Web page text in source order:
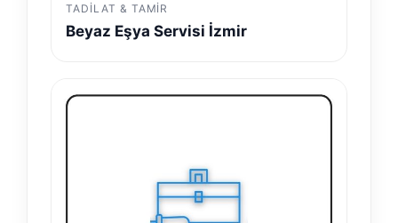
TADILAT & TAMIR
Beyaz Eşya Servisi İzmir